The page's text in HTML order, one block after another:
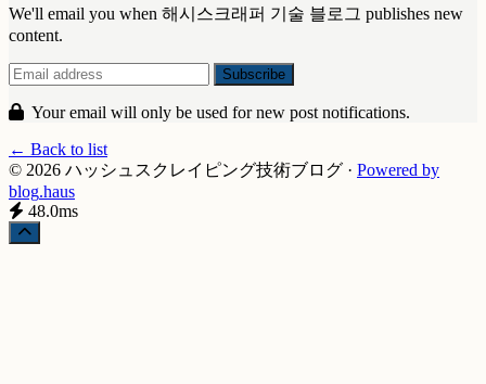
We'll email you when 해시스크래퍼 기술 블로그 publishes new
content.
Your email will only be used for new post notifications.
← Back to list
© 2026 ハッシュスクレイピング技術ブログ · Powered by
blog.haus
48.0ms